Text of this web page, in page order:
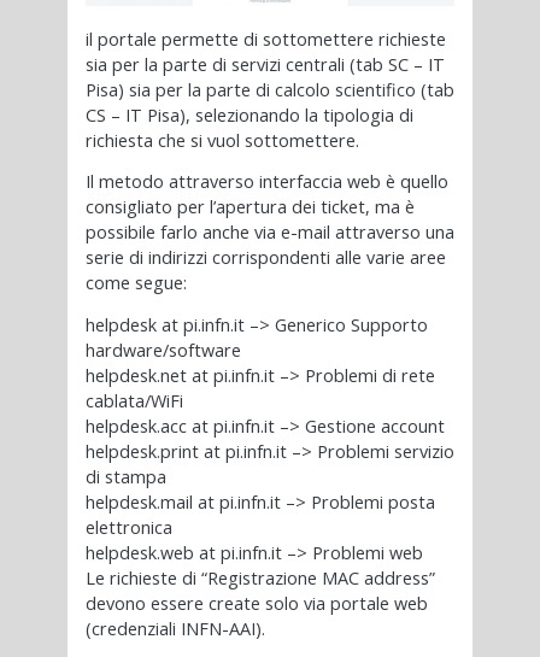
il portale permette di sottomettere richieste
sia per la parte di servizi centrali (tab SC – IT
Pisa) sia per la parte di calcolo scientifico (tab
CS – IT Pisa), selezionando la tipologia di
richiesta che si vuol sottomettere.
Il metodo attraverso interfaccia web è quello
consigliato per l’apertura dei ticket, ma è
possibile farlo anche via e-mail attraverso una
serie di indirizzi corrispondenti alle varie aree
come segue:
helpdesk at pi.infn.it –> Generico Supporto
hardware/software
helpdesk.net at pi.infn.it –> Problemi di rete
cablata/WiFi
helpdesk.acc at pi.infn.it –> Gestione account
helpdesk.print at pi.infn.it –> Problemi servizio
di stampa
helpdesk.mail at pi.infn.it –> Problemi posta
elettronica
helpdesk.web at pi.infn.it –> Problemi web
Le richieste di “Registrazione MAC address”
devono essere create solo via portale web
(credenziali INFN-AAI).